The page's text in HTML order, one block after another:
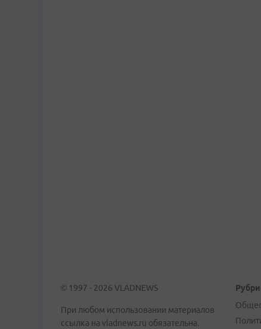
© 1997 - 2026 VLADNEWS
При любом использовании материалов
ссылка на vladnews.ru обязательна.